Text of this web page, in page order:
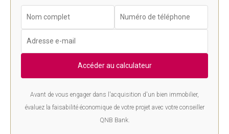
Accéder au calculateur
Avant de vous engager dans l'acquisition d'un bien immobilier,
évaluez la faisabilité économique de votre projet avec votre conseiller
QNB Bank.